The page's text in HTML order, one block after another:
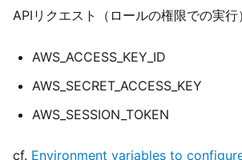
APIリクエスト（ロールの権限での実行
AWS_ACCESS_KEY_ID
AWS_SECRET_ACCESS_KEY
AWS_SESSION_TOKEN
cf. Environment variables to